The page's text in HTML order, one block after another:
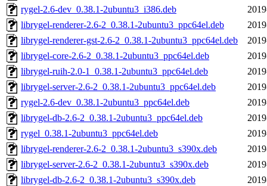
rygel-2.6-dev_0.38.1-2ubuntu3_i386.deb
librygel-renderer-2.6-2_0.38.1-2ubuntu3_ppc64el.deb
librygel-renderer-gst-2.6-2_0.38.1-2ubuntu3_ppc64el.deb
librygel-core-2.6-2_0.38.1-2ubuntu3_ppc64el.deb
librygel-ruih-2.0-1_0.38.1-2ubuntu3_ppc64el.deb
librygel-server-2.6-2_0.38.1-2ubuntu3_ppc64el.deb
rygel-2.6-dev_0.38.1-2ubuntu3_ppc64el.deb
librygel-db-2.6-2_0.38.1-2ubuntu3_ppc64el.deb
rygel_0.38.1-2ubuntu3_ppc64el.deb
librygel-renderer-2.6-2_0.38.1-2ubuntu3_s390x.deb
librygel-server-2.6-2_0.38.1-2ubuntu3_s390x.deb
librygel-db-2.6-2_0.38.1-2ubuntu3_s390x.deb